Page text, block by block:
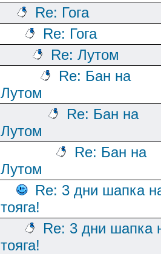
Re: Гога
Re: Гога
Re: Лутом
Re: Бан на
Лутом
Re: Бан на
Лутом
Re: Бан на
Лутом
Re: 3 дни шапка
тояга!
Re: 3 дни шапка
тояга!